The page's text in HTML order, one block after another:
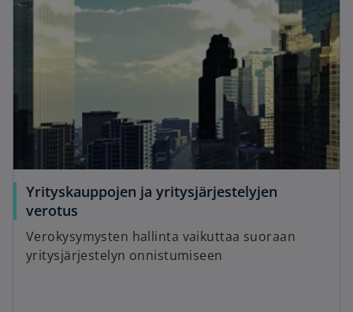
Yrityskauppojen ja yritysjärjestelyjen
verotus
Verokysymysten hallinta vaikuttaa suoraan
yritysjärjestelyn onnistumiseen